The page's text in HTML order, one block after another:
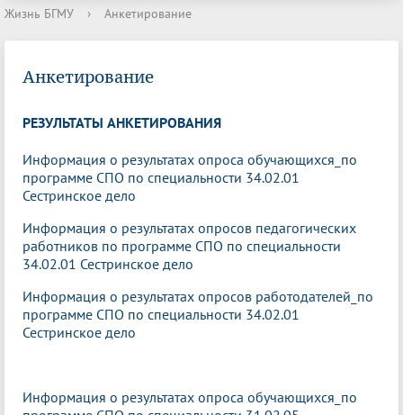
Жизнь БГМУ › Анкетирование
Анкетирование
РЕЗУЛЬТАТЫ АНКЕТИРОВАНИЯ
Информация о результатах опроса обучающихся_по
программе СПО по специальности 34.02.01
Сестринское дело
Информация о результатах опросов педагогических
работников по программе СПО по специальности
34.02.01 Сестринское дело
Информация о результатах опросов работодателей_по
программе СПО по специальности 34.02.01
Сестринское дело
Информация о результатах опроса обучающихся_по